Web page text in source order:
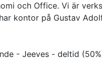
och Office. Vi är
kontor på Gustav
- Jeeves - deltid